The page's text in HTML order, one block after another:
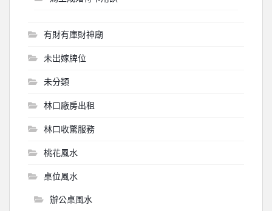
有財有庫財神廟
未出嫁牌位
未分類
林口廠房出租
林口收驚服務
桃花風水
桌位風水
辦公桌風水